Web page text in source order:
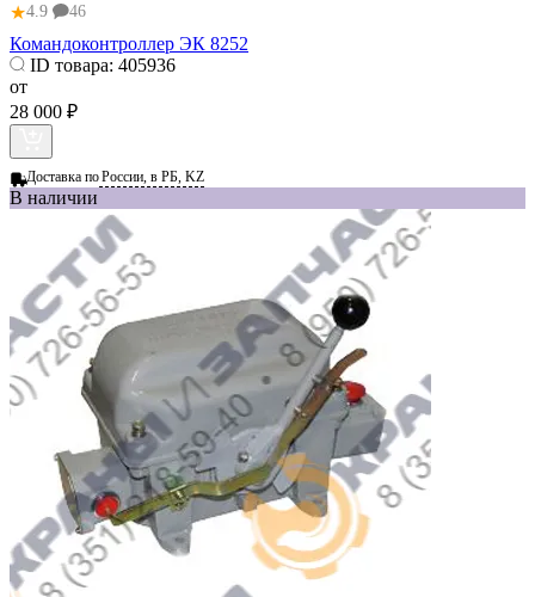
★4.9 46
Командоконтроллер ЭК 8252
ID товара: 405936
от
28 000 ₽
Доставка поРоссии, в РБ, KZ
В наличии